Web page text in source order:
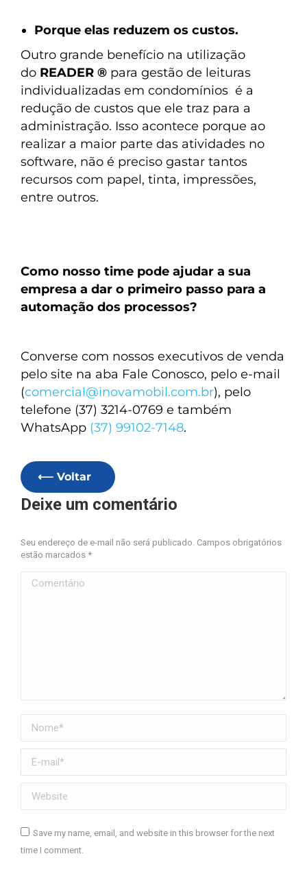
Porque elas reduzem os custos.
Outro grande benefício na utilização
do READER ® para gestão de leituras
individualizadas em condomínios é a
redução de custos que ele traz para a
administração. Isso acontece porque ao
realizar a maior parte das atividades no
software, não é preciso gastar tantos
recursos com papel, tinta, impressões,
entre outros.
Como nosso time pode ajudar a sua
empresa a dar o primeiro passo para a
automação dos processos?
Converse com nossos executivos de venda
pelo site na aba Fale Conosco, pelo e-mail
(comercial@inovamobil.com.br), pelo
telefone (37) 3214-0769 e também
WhatsApp (37) 99102-7148.
⟵ Voltar
Deixe um comentário
Seu endereço de e-mail não será publicado. Campos obrigatórios
estão marcados *
Comentário
Nome *
E-mail *
Website
Save my name, email, and website in this browser for the next
time I comment.